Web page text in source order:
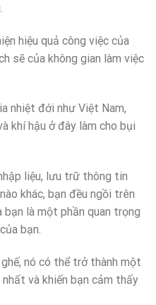
hiệu quả công việc của
sẽ của không gian làm việc
nhiệt đới như Việt Nam,
khí hậu ở đây làm cho bụi
liệu, lưu trữ thông tin
khác, bạn đều ngồi trên
bạn là một phần quan trọng
bạn.
nó có thể trở thành một
và khiến bạn cảm thấy